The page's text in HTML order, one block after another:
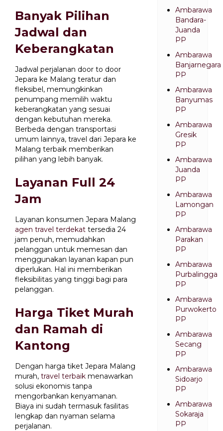
Banyak Pilihan
Jadwal dan
Keberangkatan
Jadwal perjalanan door to door
Jepara ke Malang teratur dan
fleksibel, memungkinkan
penumpang memilih waktu
keberangkatan yang sesuai
dengan kebutuhan mereka.
Berbeda dengan transportasi
umum lainnya, travel dari Jepara ke
Malang terbaik memberikan
pilihan yang lebih banyak.
Layanan Full 24
Jam
Layanan konsumen Jepara Malang
agen travel terdekat tersedia 24
jam penuh, memudahkan
pelanggan untuk memesan dan
menggunakan layanan kapan pun
diperlukan. Hal ini memberikan
fleksibilitas yang tinggi bagi para
pelanggan.
Harga Tiket Murah
dan Ramah di
Kantong
Dengan harga tiket Jepara Malang
murah, travel terbaik menawarkan
solusi ekonomis tanpa
mengorbankan kenyamanan.
Biaya ini sudah termasuk fasilitas
lengkap dan nyaman selama
perjalanan.
Ambarawa
Bandara-
Juanda
PP
Ambarawa
Banjarnegara
PP
Ambarawa
Banyumas
PP
Ambarawa
Gresik
PP
Ambarawa
Juanda
PP
Ambarawa
Lamongan
PP
Ambarawa
Parakan
PP
Ambarawa
Purbalingga
PP
Ambarawa
Purwokerto
PP
Ambarawa
Secang
PP
Ambarawa
Sidoarjo
PP
Ambarawa
Sokaraja
PP